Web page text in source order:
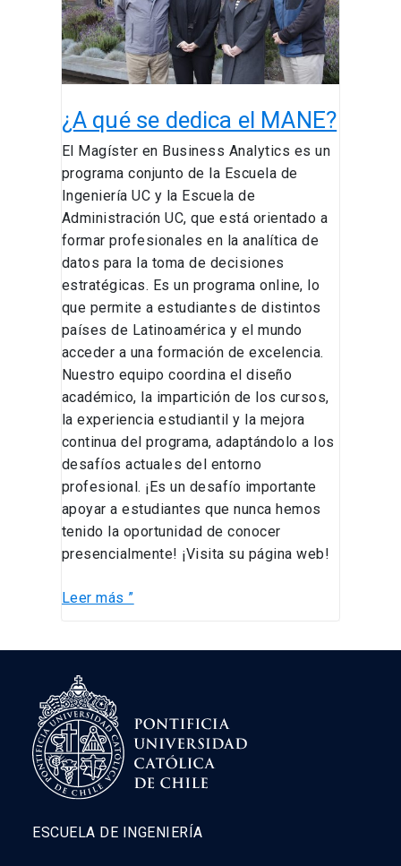
¿A qué se dedica el MANE?
El Magíster en Business Analytics es un
programa conjunto de la Escuela de
Ingeniería UC y la Escuela de
Administración UC, que está orientado a
formar profesionales en la analítica de
datos para la toma de decisiones
estratégicas. Es un programa online, lo
que permite a estudiantes de distintos
países de Latinoamérica y el mundo
acceder a una formación de excelencia.
Nuestro equipo coordina el diseño
académico, la impartición de los cursos,
la experiencia estudiantil y la mejora
continua del programa, adaptándolo a los
desafíos actuales del entorno
profesional. ¡Es un desafío importante
apoyar a estudiantes que nunca hemos
tenido la oportunidad de conocer
presencialmente! ¡Visita su página web!
MANE?
Leer más ”
ESCUELA DE INGENIERÍA